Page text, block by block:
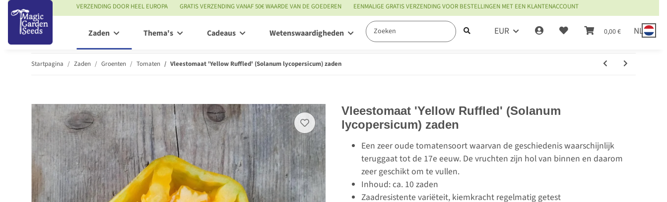
VERZENDING DOOR HEEL EUROPA GRATIS VERZENDING VANAF 50€ WAARDE VAN DE GOEDEREN EENMALIGE GRATIS VERZENDING VOOR BESTELLINGEN MET EEN KLANTENACCOUNT
EUR 0,00 € NL
Zaden Thema's Cadeaus Wetenswaardigheden Service
Startpagina Zaden Groenten Tomaten Vleestomaat 'Yellow Ruffled' (Solanum lycopersicum) zaden
Vleestomaat 'Yellow Ruffled' (Solanum
lycopersicum) zaden
Een zeer oude tomatensoort waarvan de geschiedenis waarschijnlijk
teruggaat tot de 17e eeuw. De vruchten zijn hol van binnen en daarom
zeer geschikt om te vullen.
Inhoud: ca. 10 zaden
Zaadresistente variëteit, kiemkracht regelmatig getest